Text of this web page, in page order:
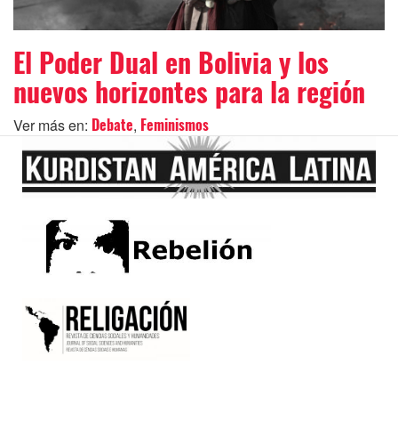
El Poder Dual en Bolivia y los
nuevos horizontes para la región
Ver más en: Debate, Feminismos